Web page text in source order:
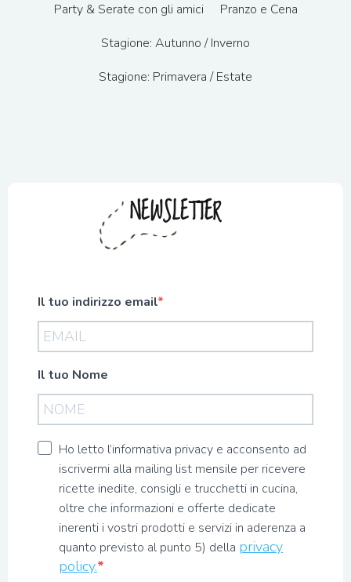
Party & Serate con gli amici
Pranzo e Cena
Stagione: Autunno / Inverno
Stagione: Primavera / Estate
NEWSLETTER
Il tuo indirizzo email
Il tuo Nome
Ho letto l’informativa privacy e acconsento ad
iscrivermi alla mailing list mensile per ricevere
ricette inedite, consigli e trucchetti in cucina,
oltre che informazioni e offerte dedicate
inerenti i vostri prodotti e servizi in aderenza a
quanto previsto al punto 5) della privacy
policy.